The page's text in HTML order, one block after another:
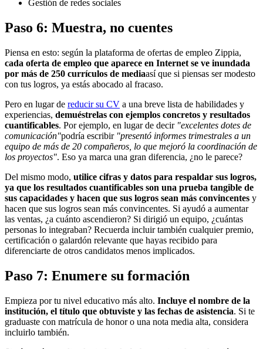
Gestión de redes sociales
Paso 6: Muestra, no cuentes
Piensa en esto: según la plataforma de ofertas de empleo Zippia,
cada oferta de empleo que aparece en Internet se ve inundada
por más de 250 currículos de mediaasí que si piensas ser modesto
con tus logros, ya estás abocado al fracaso.
Pero en lugar de reducir su CV a una breve lista de habilidades y
experiencias, demuéstrelas con ejemplos concretos y resultados
cuantificables. Por ejemplo, en lugar de decir "excelentes dotes de
comunicación"podría escribir "presentó informes trimestrales a un
equipo de más de 20 compañeros, lo que mejoró la coordinación de
los proyectos". Eso ya marca una gran diferencia, ¿no le parece?
Del mismo modo, utilice cifras y datos para respaldar sus logros,
ya que los resultados cuantificables son una prueba tangible de
sus capacidades y hacen que sus logros sean más convincentes y
hacen que sus logros sean más convincentes. Si ayudó a aumentar
las ventas, ¿a cuánto ascendieron? Si dirigió un equipo, ¿cuántas
personas lo integraban? Recuerda incluir también cualquier premio,
certificación o galardón relevante que hayas recibido para
diferenciarte de otros candidatos menos implicados.
Paso 7: Enumere su formación
Empieza por tu nivel educativo más alto. Incluye el nombre de la
institución, el título que obtuviste y las fechas de asistencia. Si te
graduaste con matrícula de honor o una nota media alta, considera
incluirlo también.